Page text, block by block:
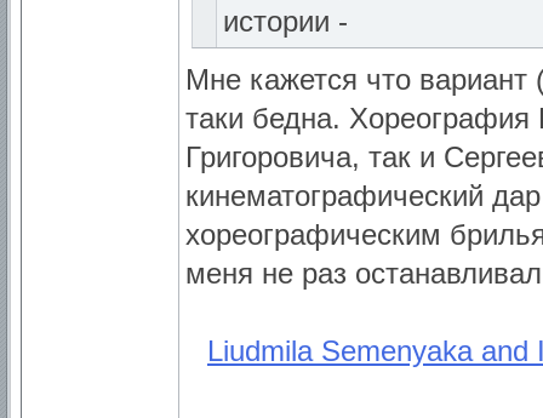
истории -
Мне кажется что вариант
таки бедна. Хореография
Григоровича, так и
кинематографический
хореографическим
меня не раз
Liudmila Semenyaka